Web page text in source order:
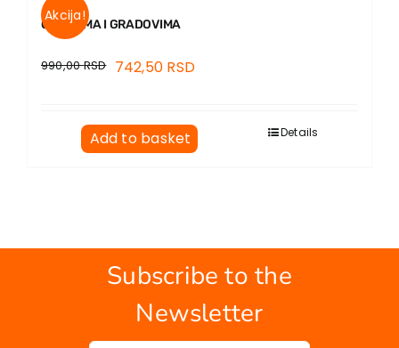
Akcija!
O PISCIMA I GRADOVIMA
990,00RSD 742,50 RSD
Add to basket Details
Subscribe to the
Newsletter